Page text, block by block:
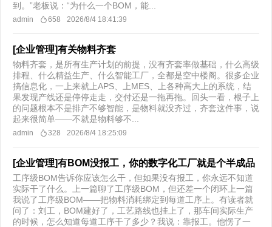
到。”老板说：“为什么一个BOM，能...
admin 658 2026/8/4 18:41:39
[企业管理]有关物料齐套
物料齐套，是所有生产计划的前提，没有齐套率做基础，什么高级
排程、什么精益生产、什么智能工厂，全都是空中楼阁。很多企业
搞信息化，一上来就上APS、上MES、上各种高大上的系统，结
果发现产线还是停停走走，交付还是一拖再拖。回头一看，根子上
的问题根本不是排产不够智能，是物料就没齐过，齐套这件事，说
起来很简单——不就是物料够不...
admin 328 2026/8/4 18:25:09
[企业管理]有BOM没报工，你的数字化工厂就是个半成品
工序级BOM告诉你应该怎么干，但如果没有报工，你永远不知道
实际干了什么。上一篇聊了工序级BOM，但还差一个闭环上一篇
我说了工序级BOM——把物料消耗绑定到每道工序上。有读者就
问了：刘工，BOM建好了，工艺路线也挂上了，那车间实际生产
的时候，怎么知道每道工序干了多少？我说：靠报工。他愣了一